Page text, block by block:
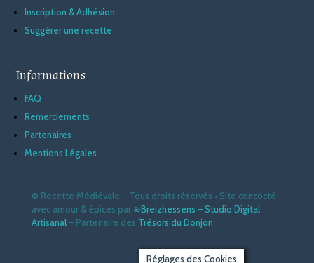
Inscription & Adhésion
Suggérer une recette
Informations
FAQ
Remerciements
Partenaires
Mentions Légales
© Recette Médiévale – Tous droits réservés • Site concocté
avec amour & épices par ≋Breizhessens – Studio Digital
Artisanal– Partenaire des Trésors du Donjon
Réglages des Cookies